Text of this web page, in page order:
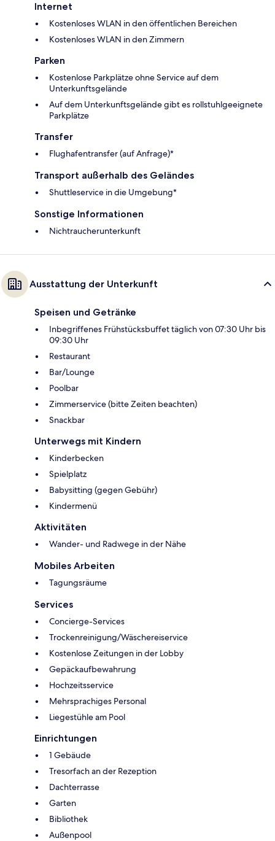
Internet
Kostenloses WLAN in den öffentlichen Bereichen
Kostenloses WLAN in den Zimmern
Parken
Kostenlose Parkplätze ohne Service auf dem
Unterkunftsgelände
Auf dem Unterkunftsgelände gibt es rollstuhlgeeignete
Parkplätze
Transfer
Flughafentransfer (auf Anfrage)*
Transport außerhalb des Geländes
Shuttleservice in die Umgebung*
Sonstige Informationen
Nichtraucherunterkunft
Ausstattung der Unterkunft
Speisen und Getränke
Inbegriffenes Frühstücksbuffet täglich von 07:30 Uhr bis
09:30 Uhr
Restaurant
Bar/Lounge
Poolbar
Zimmerservice (bitte Zeiten beachten)
Snackbar
Unterwegs mit Kindern
Kinderbecken
Spielplatz
Babysitting (gegen Gebühr)
Kindermenü
Aktivitäten
Wander- und Radwege in der Nähe
Mobiles Arbeiten
Tagungsräume
Services
Concierge-Services
Trockenreinigung/Wäschereiservice
Kostenlose Zeitungen in der Lobby
Gepäckaufbewahrung
Hochzeitsservice
Mehrsprachiges Personal
Liegestühle am Pool
Einrichtungen
1 Gebäude
Tresorfach an der Rezeption
Dachterrasse
Garten
Bibliothek
Außenpool